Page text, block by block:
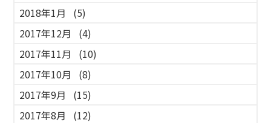
2018年1月
(5)
2017年12月
(4)
2017年11月
(10)
2017年10月
(8)
2017年9月
(15)
2017年8月
(12)